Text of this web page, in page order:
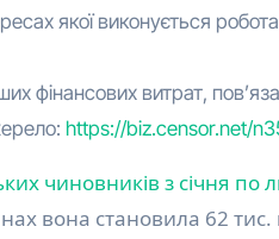
якої виконується
фінансових витрат,
https://biz.censor.net/
чиновників з січня по
вона становила 62